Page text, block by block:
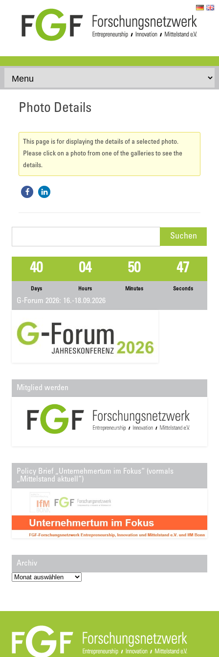
Skip to content
Photo Details
This page is for displaying the details of a selected photo.
Please click on a photo from one of the galleries to see the
details.
40
Days
04
Hours
50
Minutes
47
Seconds
G-Forum 2026: 16.-18.09.2026
Mitglied werden
Policy Brief „Unternehmertum im Fokus“ (vormals
„Mittelstand aktuell“)
Archiv
Archiv